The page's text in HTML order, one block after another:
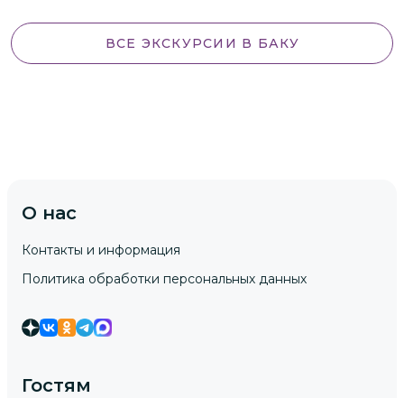
ВСЕ ЭКСКУРСИИ В БАКУ
О нас
Контакты и информация
Политика обработки персональных данных
Гостям